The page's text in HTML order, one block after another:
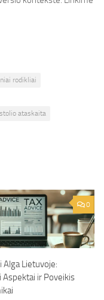
rodikliai
ataskaita
0
Alga Lietuvoje:
Aspektai ir Poveikis